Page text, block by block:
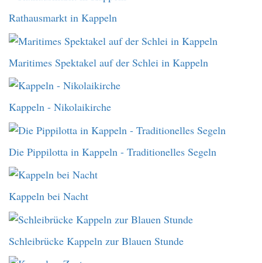
Rathausmarkt in Kappeln
Maritimes Spektakel auf der Schlei in Kappeln
Kappeln - Nikolaikirche
Die Pippilotta in Kappeln - Traditionelles Segeln
Kappeln bei Nacht
Schleibrücke Kappeln zur Blauen Stunde